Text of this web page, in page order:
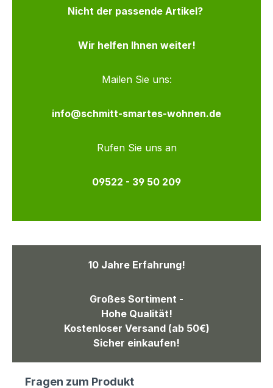
Nicht der passende Artikel?
Wir helfen Ihnen weiter!
Mailen Sie uns:
info@schmitt-smartes-wohnen.de
Rufen Sie uns an
09522 - 39 50 209
10 Jahre Erfahrung!
Großes Sortiment -
Hohe Qualität!
Kostenloser Versand (ab 50€)
Sicher einkaufen!
Fragen zum Produkt